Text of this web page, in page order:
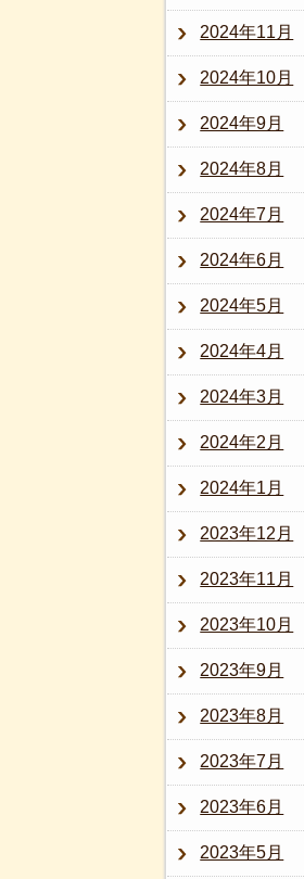
2024年11月
2024年10月
2024年9月
2024年8月
2024年7月
2024年6月
2024年5月
2024年4月
2024年3月
2024年2月
2024年1月
2023年12月
2023年11月
2023年10月
2023年9月
2023年8月
2023年7月
2023年6月
2023年5月